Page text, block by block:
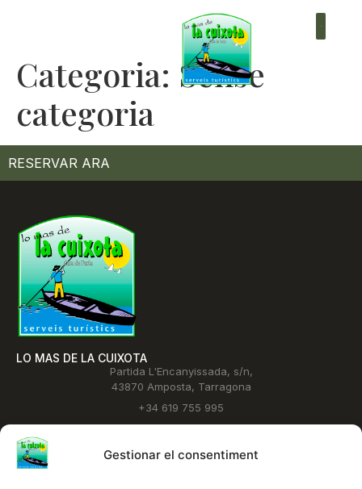
Gestionar el consentiment
Categoria: Sense
categoria
RESERVAR ARA
SEGUEIX-NOS
LO MAS DE LA CUIXOTA
Partida L'Encanyissada, s/n,
43870 Amposta, Tarragona
+34 619 755 995